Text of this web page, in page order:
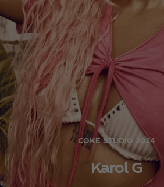
COKE STUDIO 2024
Karol G